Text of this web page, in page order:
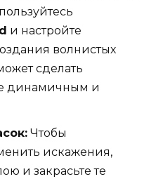
и настройте
волнистых
сделать
динамичным и
Чтобы
искажения,
и закрасьте те